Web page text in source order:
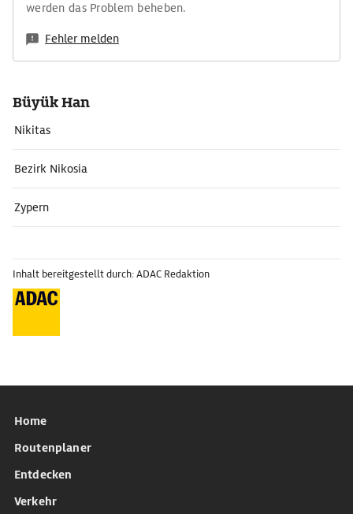
werden das Problem beheben.
Fehler melden
Büyük Han
Nikitas
Bezirk Nikosia
Zypern
Inhalt bereitgestellt durch: ADAC Redaktion
Home
Routenplaner
Entdecken
Verkehr